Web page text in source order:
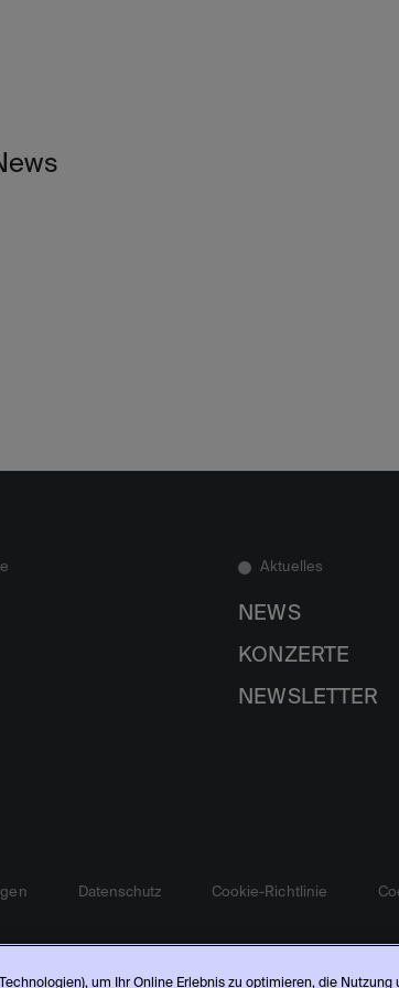
Aktuelles
NEWS
KONZERTE
NEWSLETTER
Datenschutz Cookie-Richtlinie
um Ihr Online Erlebnis zu optimieren, die Nutzung